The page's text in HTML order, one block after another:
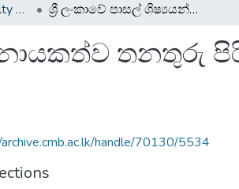
Masters Theses - Faculty of Education ශ්‍රී ලංකාවේ පාසල් ශිෂ්‍යයන්ට නායකත්ව තනතුරු පිරිනැමීමේ ක්‍රියාවලිය පිළිබද අධ්‍යයනයක්
තනතුරු
handle/70130/5534